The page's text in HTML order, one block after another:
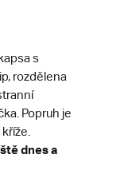
s
rozdělena
Popruh je
dnes a